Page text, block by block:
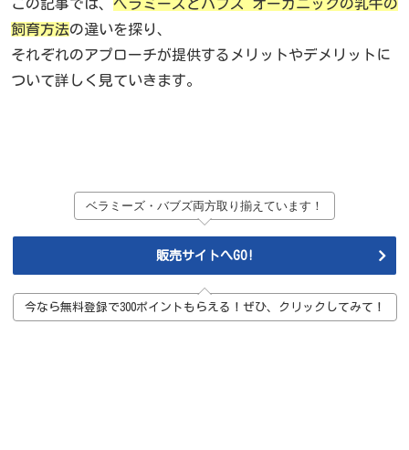
この記事では、 ベラミーズとバブズ オーガニックの乳牛の
飼育方法の違いを探り、
それぞれのアプローチが提供するメリットやデメリットに
ついて詳しく見ていきます。
ベラミーズ・バブズ両方取り揃えています！
販売サイトへGO!
今なら無料登録で300ポイントもらえる！ぜひ、クリックしてみて！